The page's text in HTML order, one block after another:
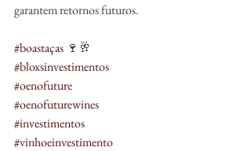
garantem retornos futuros.
#boastaças 🍷🥂
#bloxsinvestimentos
#oenofuture
#oenofuturewines
#investimentos
#vinhoeinvestimento